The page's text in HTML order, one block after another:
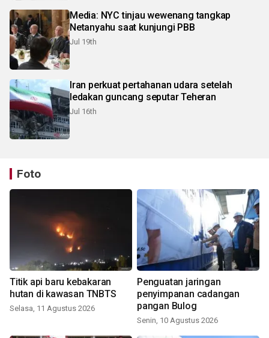
Media: NYC tinjau wewenang tangkap
Netanyahu saat kunjungi PBB
Jul 19th
Iran perkuat pertahanan udara setelah
ledakan guncang seputar Teheran
Jul 16th
Foto
Titik api baru kebakaran
hutan di kawasan TNBTS
Selasa, 11 Agustus 2026
Penguatan jaringan
penyimpanan cadangan
pangan Bulog
Senin, 10 Agustus 2026